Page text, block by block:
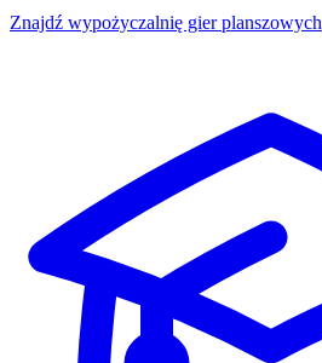
Znajdź wypożyczalnię gier planszowych